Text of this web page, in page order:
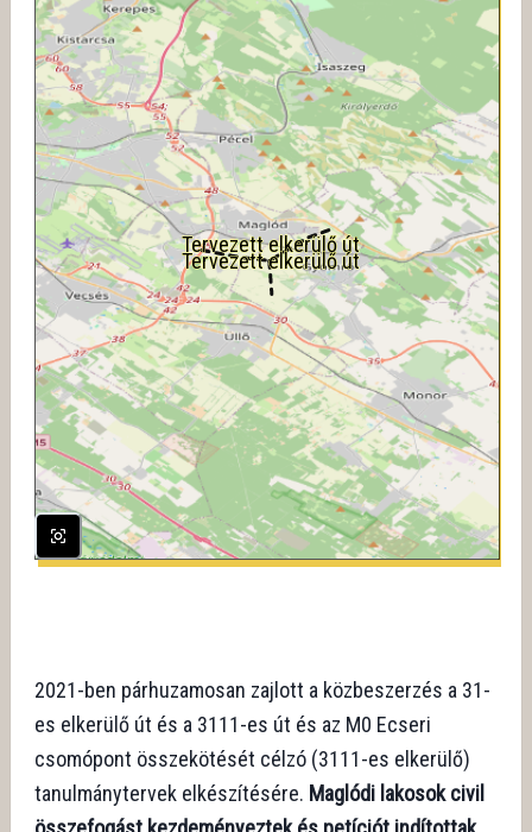
2021-ben párhuzamosan zajlott a közbeszerzés a 31-
es elkerülő út és a 3111-es út és az M0 Ecseri
csomópont összekötését célzó (3111-es elkerülő)
tanulmánytervek elkészítésére. Maglódi lakosok civil